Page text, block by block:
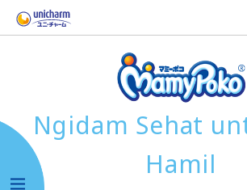
Ngidam Sehat
Hamil